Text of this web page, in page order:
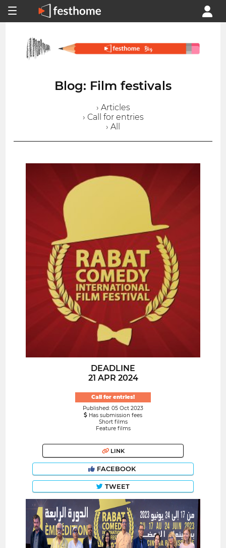
Blog: Film festivals
› Articles
› Call for entries
› All
DEADLINE
21 APR 2024
Call for entries!
Published: 05 Oct 2023
Has submission fees
Short films
Feature films
LINK
FACEBOOK
TWEET